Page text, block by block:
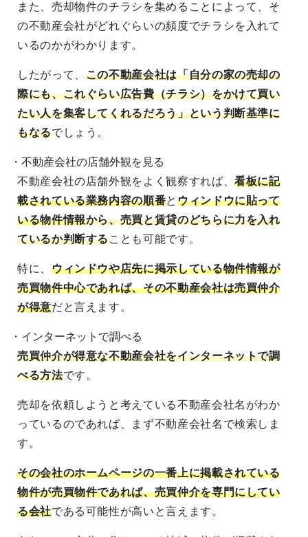
また、売却物件のチラシを集めることによって、そ
の不動産会社がどれぐらいの頻度でチラシを入れて
いるのかがわかります。
したがって、 この不動産会社は「自分の家の売却の
際にも、これぐらい広告費（チラシ）をかけて買い
たい人を集客してくれるだろう」という判断基準に
もなるでしょう。
・不動産会社の店舗外観を見る
不動産会社の店舗外観をよく観察すれば、看板に記
載されている業務内容の順番と ウィンドウに貼って
いる物件情報から、売買と賃貸のどちらに力を入れ
ているか判断することも可能です。
特に、 ウィンドウや店先に掲示している物件情報が
売買物件中心であれば、その不動産会社は売買仲介
が得意だと言えます。
・インターネットで調べる
売買仲介が得意な不動産会社をインターネットで調
べる方法です。
売却を依頼しようと考えている不動産会社名がわか
っているのであれば、まず不動産会社名で検索しま
す。
その会社のホームページの一番上に掲載されている
物件が売買物件であれば、売買仲介を専門にしてい
る会社である可能性が高いと言えます。